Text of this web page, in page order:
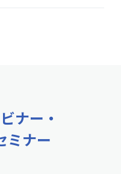
ナー・
ミナー